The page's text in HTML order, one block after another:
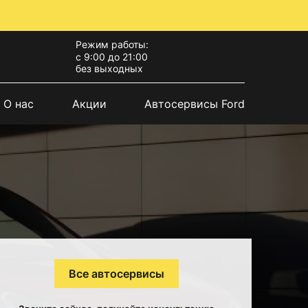
Режим работы:
с 9:00 до 21:00
без выходных
О нас Акции Автосервисы Ford
Все автосервисы